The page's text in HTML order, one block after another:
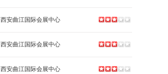
西安曲江国际会展中心
西安曲江国际会展中心
西安曲江国际会展中心